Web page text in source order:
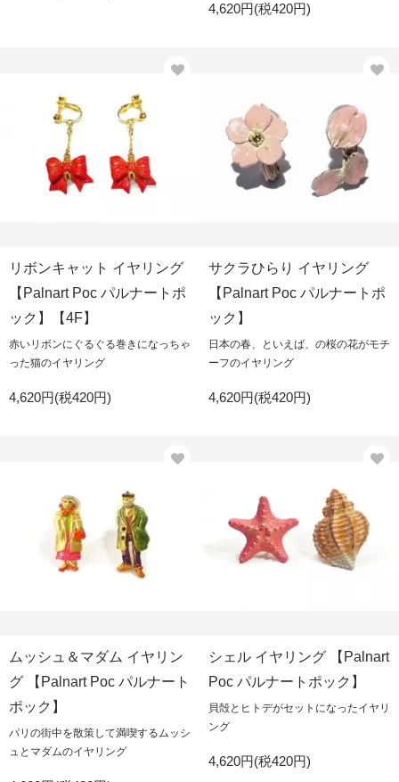
4,620円(税420円)
リボンキャット イヤリング
【Palnart Poc パルナートポ
ック】【4F】
赤いリボンにぐるぐる巻きになっちゃ
った猫のイヤリング
4,620円(税420円)
サクラひらり イヤリング
【Palnart Poc パルナートポ
ック】
日本の春、といえば、の桜の花がモチ
ーフのイヤリング
4,620円(税420円)
ムッシュ＆マダム イヤリン
グ 【Palnart Poc パルナート
ポック】
パリの街中を散策して満喫するムッシ
ュとマダムのイヤリング
シェル イヤリング 【Palnart
Poc パルナートポック】
貝殻とヒトデがセットになったイヤリ
ング
4,620円(税420円)